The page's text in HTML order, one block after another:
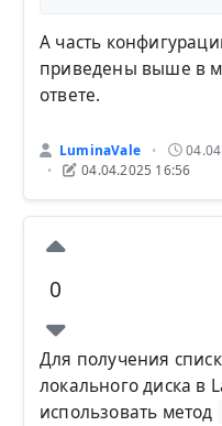
А часть
приведены выше в
ответе.
LuminaVale •
• 04.04.2025 16:56
0
Для получения
локального диска в
использовать метод